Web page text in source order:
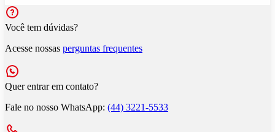
Você tem dúvidas?
Acesse nossas perguntas frequentes
Quer entrar em contato?
Fale no nosso WhatsApp: (44) 3221-5533